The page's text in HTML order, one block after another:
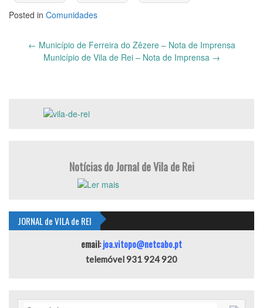
Posted in Comunidades
navigation
← Município de Ferreira do Zêzere – Nota de Imprensa
Município de Vila de Rei – Nota de Imprensa →
Notícias do Jornal de Vila de Rei
JORNAL de VILA de REI
email:joa.vitopo@netcabo.pt
telemóvel 931 924 920